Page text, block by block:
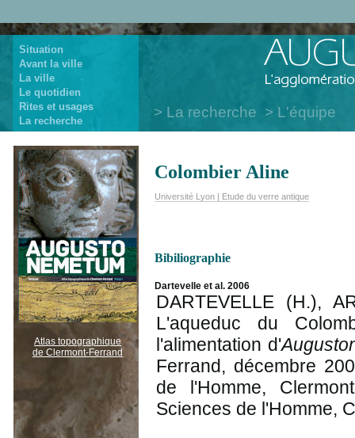
Situation
Avant la ville
La ville
Le quotidien
Rites et usages
La recherche
La recherche L'équipe
Colombier Aline
Université Lyon | Etude du verre antique
Bibiliographie
Dartevelle et al. 2006
DARTEVELLE (H.),
L'aqueduc du
l'alimentation d'
Ferrand, décembre
de l'Homme,
Sciences de l'Homme,
Atlas topographique
de Clermont-Ferrand